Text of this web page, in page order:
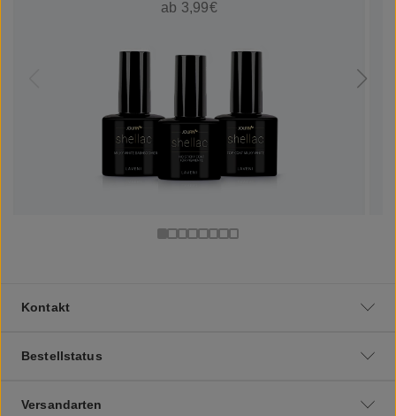
ab 3,99€
Kontakt
Bestellstatus
Versandarten